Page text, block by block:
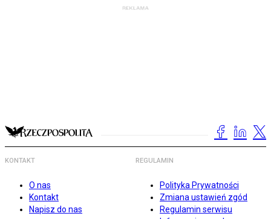
KONTAKT
O nas
Kontakt
Napisz do nas
REGULAMIN
Polityka Prywatności
Zmiana ustawień zgód
Regulamin serwisu